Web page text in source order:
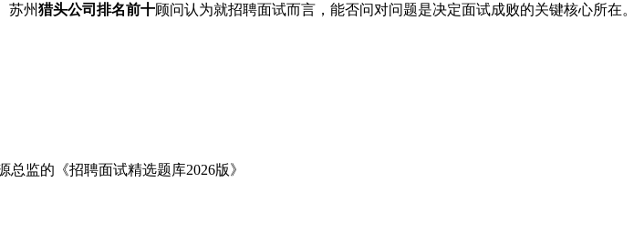
苏州猎头公司排名前十顾问认为就招聘面试而言，能否问对问题是决定面试成败的关键核心所在。